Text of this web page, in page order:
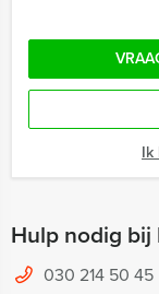
Ik
Hulp nodig bij
030 214 50 45